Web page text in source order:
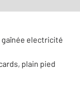
electricité
plain pied